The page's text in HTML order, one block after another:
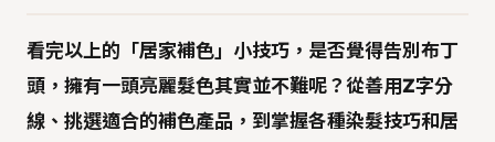
看完以上的「居家補色 」小技巧，是否覺得告別布丁
頭，擁有一頭亮麗髮色其實並不難呢？從善用Z字分
線、挑選適合的補色產品，到掌握各種染髮技巧和居